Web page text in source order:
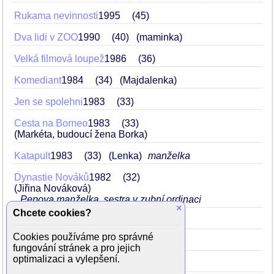
Rukama nevinnosti1995 45
Dva lidi v ZOO1990 40 (maminka)
Velká filmová loupež1986 36
Komediant1984 34 (Majdalenka)
Jen se spolehni1983 33
Cesta na Borneo1983
33
(Markéta, budoucí žena Borka)
Katapult1983 33 (Lenka) manželka
Dynastie Nováků1982
32
(Jiřina Nováková)
Pepova manželka, sestra v zubní ordinaci
Únos Moravanky1982 32 (Olina)
Až já budu velká1981
×
Chcete cookies?
Cookies používáme pro správné
fungování stránek a pro jejich
optimalizaci a vylepšení.